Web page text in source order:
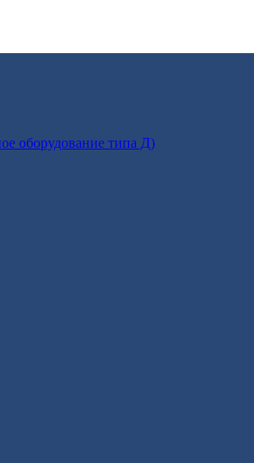
оборудование типа Д)